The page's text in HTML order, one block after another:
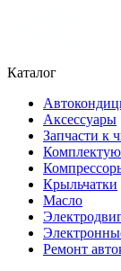
Каталог
Аксессуары
Запчасти к
Крыльчатки
Масло
Ремонт